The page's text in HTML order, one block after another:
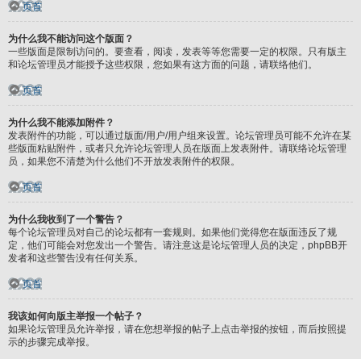
页首
为什么我不能访问这个版面？
一些版面是限制访问的。要查看，阅读，发表等等您需要一定的权限。只有版主
和论坛管理员才能授予这些权限，您如果有这方面的问题，请联络他们。
页首
为什么我不能添加附件？
发表附件的功能，可以通过版面/用户/用户组来设置。论坛管理员可能不允许在某
些版面粘贴附件，或者只允许论坛管理人员在版面上发表附件。请联络论坛管理
员，如果您不清楚为什么他们不开放发表附件的权限。
页首
为什么我收到了一个警告？
每个论坛管理员对自己的论坛都有一套规则。如果他们觉得您在版面违反了规
定，他们可能会对您发出一个警告。请注意这是论坛管理人员的决定，phpBB开
发者和这些警告没有任何关系。
页首
我该如何向版主举报一个帖子？
如果论坛管理员允许举报，请在您想举报的帖子上点击举报的按钮，而后按照提
示的步骤完成举报。